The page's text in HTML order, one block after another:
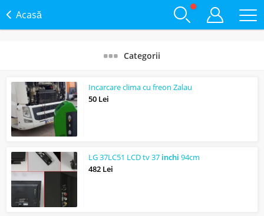
Acasă
Categorii
Incarcare clima cu freon Zalau
50 Lei
LG 37LC51 LCD tv 37 inchi 94cm
482 Lei